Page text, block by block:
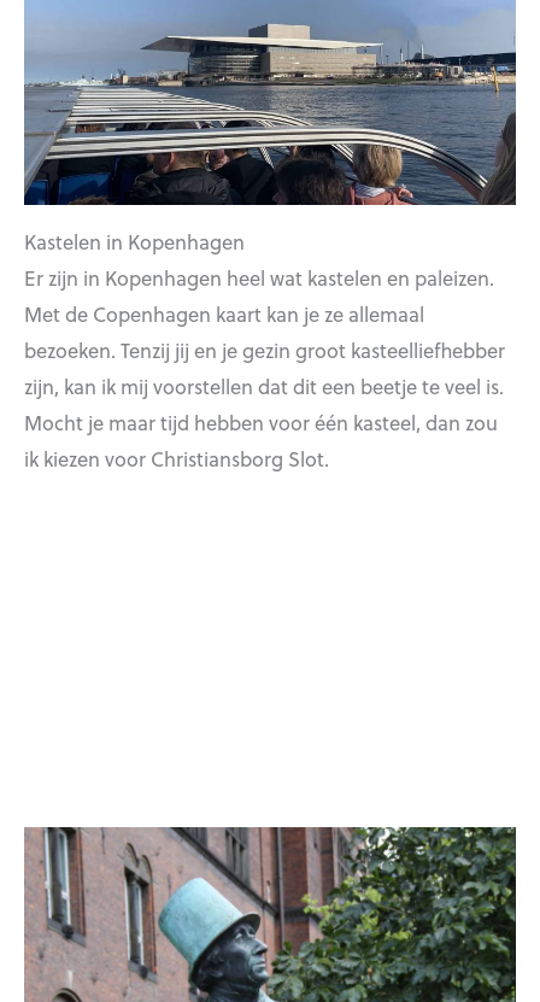
Kastelen in Kopenhagen
Er zijn in Kopenhagen heel wat kastelen en paleizen.
Met de Copenhagen kaart kan je ze allemaal
bezoeken. Tenzij jij en je gezin groot kasteelliefhebber
zijn, kan ik mij voorstellen dat dit een beetje te veel is.
Mocht je maar tijd hebben voor één kasteel, dan zou
ik kiezen voor Christiansborg Slot.